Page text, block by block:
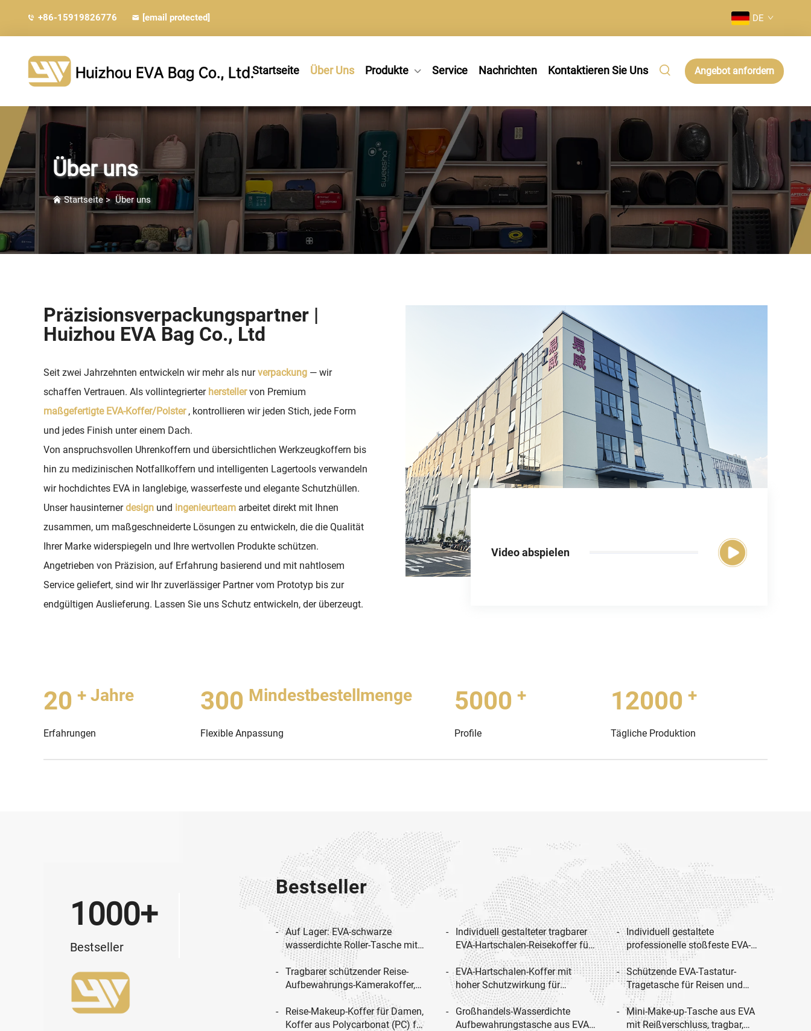
+86-15919826776 [email protected] DE
Startseite Über Uns Produkte Service Nachrichten Kontaktieren Sie Uns Angebot anfordern
Über uns
Startseite>Über uns
Präzisionsverpackungspartner |
Huizhou EVA Bag Co., Ltd
Seit zwei Jahrzehnten entwickeln wir mehr als nurverpackung — wir
schaffen Vertrauen. Als vollintegrierter herstellervon Premium
maßgefertigte EVA-Koffer/Polster , kontrollieren wir jeden Stich, jede Form
und jedes Finish unter einem Dach.
Von anspruchsvollen Uhrenkoffern und übersichtlichen Werkzeugkoffern bis
hin zu medizinischen Notfallkoffern und intelligenten Lagertools verwandeln
wir hochdichtes EVA in langlebige, wasserfeste und elegante Schutzhüllen.
Unser hausinternerdesign und ingenieurteam arbeitet direkt mit Ihnen
zusammen, um maßgeschneiderte Lösungen zu entwickeln, die die Qualität
Ihrer Marke widerspiegeln und Ihre wertvollen Produkte schützen.
Angetrieben von Präzision, auf Erfahrung basierend und mit nahtlosem
Service geliefert, sind wir Ihr zuverlässiger Partner vom Prototyp bis zur
endgültigen Auslieferung. Lassen Sie uns Schutz entwickeln, der überzeugt.
Video abspielen
20 + Jahre
Erfahrungen
300 Mindestbestellmenge
Flexible Anpassung
5000 +
Profile
12000 +
Tägliche Produktion
1000+
Bestseller
Bestseller
Auf Lager: EVA-schwarze
wasserdichte Roller-Tasche mit
Hartshell, Zubehör für Fahrräder
und Roller, Reise-EVA-
Aufbewahrungshülle für Roller
Individuell gestalteter tragbarer
EVA-Hartschalen-Reisekoffer für
Projektor mit wasserdichter
Funktion
Individuell gestaltete
professionelle stoßfeste EVA-
Aufbewahrungsbox mit
formschlüssig geformtem
Einsatz zur Aufbewahrung von
Karten und Werkzeugen für
spezielle Zwecke – Taschen und
Boxen
Tragbarer schützender Reise-
Aufbewahrungs-Kamerakoffer,
wasserdichter EVA-Koffer für
Digitalkameras
EVA-Hartschalen-Koffer mit
hoher Schutzwirkung für
Schönheitsgeräte, Kosmetik-
Koffer, großes
Fassungsvermögen, tragbarer
Schützende EVA-Tastatur-
Tragetasche für Reisen und
Aufbewahrung zu Hause
Reise-Makeup-Koffer für Damen,
Koffer aus Polycarbonat (PC) für
Großhandels-Wasserdichte
Aufbewahrungstasche aus EVA-
Mini-Make-up-Tasche aus EVA
mit Reißverschluss, tragbar,